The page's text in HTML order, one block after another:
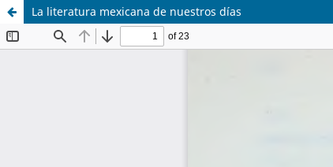
La literatura mexicana de nuestros días